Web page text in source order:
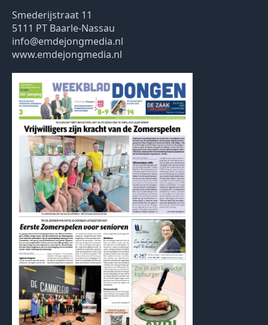
Smederijstraat 11
5111 PT Baarle-Nassau
info@emdejongmedia.nl
www.emdejongmedia.nl